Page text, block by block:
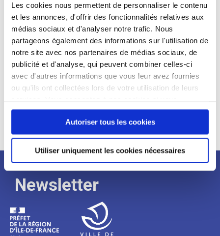
Les cookies nous permettent de personnaliser le contenu
et les annonces, d'offrir des fonctionnalités relatives aux
médias sociaux et d'analyser notre trafic. Nous
partageons également des informations sur l'utilisation de
notre site avec nos partenaires de médias sociaux, de
publicité et d'analyse, qui peuvent combiner celles-ci
avec d'autres informations que vous leur avez fournies
ou qu'ils ont collectées lors de votre utilisation de leurs
continuez à utiliser notre site Web.
Autoriser tous les cookies
Utiliser uniquement les cookies nécessaires
Profil recherché :
Expérience :
Processus
de
recrutement
Newsletter